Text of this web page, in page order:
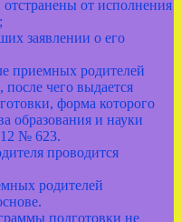
от исполнения
заявлении о его
приемных родителей
после чего выдается
форма которого
образования и науки
№ 623.
проводится
родителей
подготовки не